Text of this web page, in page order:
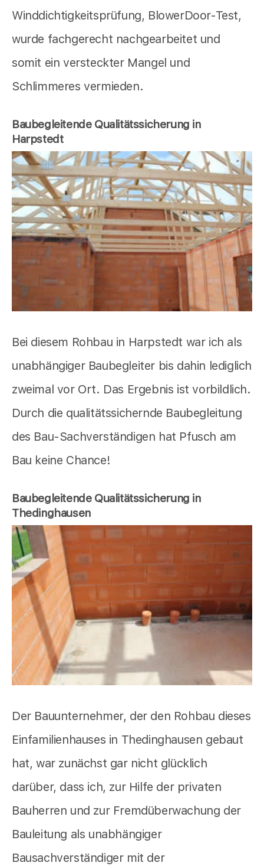
Winddichtigkeitsprüfung, BlowerDoor-Test,
wurde fachgerecht nachgearbeitet und
somit ein versteckter Mangel und
Schlimmeres vermieden.
Baubegleitende Qualitätssicherung in
Harpstedt
Bei diesem Rohbau in Harpstedt war ich als
unabhängiger Baubegleiter bis dahin lediglich
zweimal vor Ort. Das Ergebnis ist vorbildlich.
Durch die qualitätssichernde Baubegleitung
des Bau-Sachverständigen hat Pfusch am
Bau keine Chance!
Baubegleitende Qualitätssicherung in
Thedinghausen
Der Bauunternehmer, der den Rohbau dieses
Einfamilienhauses in Thedinghausen gebaut
hat, war zunächst gar nicht glücklich
darüber, dass ich, zur Hilfe der privaten
Bauherren und zur Fremdüberwachung der
Bauleitung als unabhängiger
Bausachverständiger mit der